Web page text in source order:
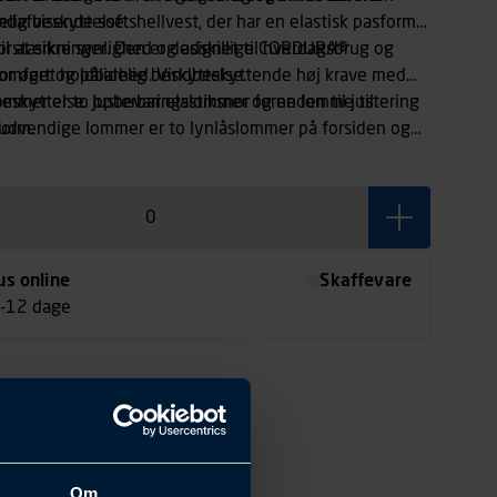
beskyttelse.softshellvest, der har en elastisk pasform
Den er designet til hverdagsbrug og
og pålidelig beskyttelse.
at sikre synlighed og adskillige CORDURA®
øget holdbarhed. Vindbeskyttende høj krave med
Justerbar elastiksnor forneden til justering
er to opbevaringslommer og en lomme til
lommer er to lynlåslommer på forsiden og
lynlås.
online
12 dage
Skaffevare